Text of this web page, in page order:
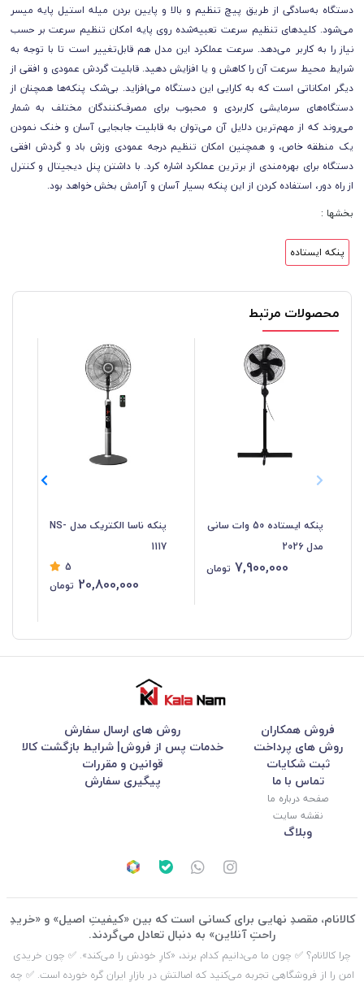
دستگاه به‌سادگی از طریق پیچ تنظیم و بالا و پایین بردن میله استیل پایه میسر
می‌شود. کلیدهای تنظیم سرعت تعبیه‌شده روی پایه امکان تنظیم سرعت بر حسب
نیاز را به کاربر می‌دهد. سرعت عملکرد این مدل هم قابل‌تغییر است تا با توجه به
شرایط محیط سرعت آن را کاهش و یا افزایش دهید. قابلیت گردش عمودی و افقی از
دیگر امکاناتی است که به کارایی این دستگاه می‌افزاید. بی‌شک پنکه‌ها همچنان از
دستگاه‌های سرمایشی کاربردی و محبوب برای مصرف‌کنندگان مختلف به شمار
می‌روند که از مهم‌ترین دلایل آن می‌توان به قابلیت جابجایی آسان و خنک نمودن
یک منطقه خاص، و همچنین امکان تنظیم درجه عمودی وزش باد و گردش افقی
دستگاه برای بهره‌مندی از برترین عملکرد اشاره کرد. با داشتن پنل دیجیتال و کنترل
از راه دور، استفاده کردن از این پنکه بسیار آسان و آرامش بخش خواهد بود.
بخشها :
پنکه ایستاده
محصولات مرتبط
پنکه ایستاده 50 وات سانی
مدل 2026
7,900,000 تومان
پنکه ناسا الکتریک مدل NS-
1117
5
20,800,000 تومان
فروش همکاران
روش های ارسال سفارش
روش های پرداخت
خدمات پس از فروش| شرایط بازگشت کالا
ثبت شکایات
قوانین و مقررات
تماس با ما
صفحه درباره ما
نقشه سایت
پیگیری سفارش
وبلاگ
کالانام، مقصدِ نهایی برای کسانی است که بین «کیفیتِ اصیل» و «خریدِ
راحتِ آنلاین» به دنبال تعادل می‌گردند.
چرا کالانام؟ ✅ چون ما می‌دانیم کدام برند، «کارِ خودش را می‌کند». ✅ چون خریدی
امن را از فروشگاهی تجربه می‌کنید که اصالتش در بازارِ ایران گره خورده است. ✅ چه